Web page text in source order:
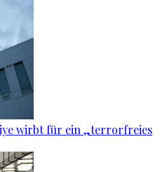
wirbt für ein „terrorfreies